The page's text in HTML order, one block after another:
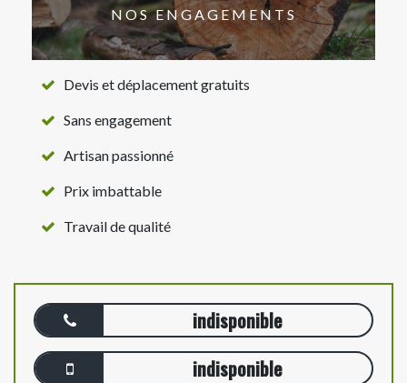
NOS ENGAGEMENTS
Devis et déplacement gratuits
Sans engagement
Artisan passionné
Prix imbattable
Travail de qualité
indisponible
indisponible